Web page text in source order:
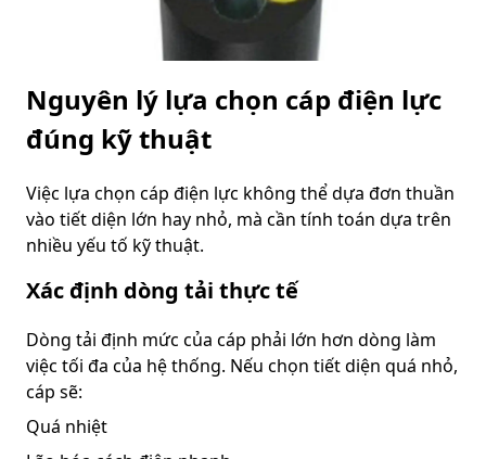
Nguyên lý lựa chọn cáp điện lực
đúng kỹ thuật
Việc lựa chọn cáp điện lực không thể dựa đơn thuần
vào tiết diện lớn hay nhỏ, mà cần tính toán dựa trên
nhiều yếu tố kỹ thuật.
Xác định dòng tải thực tế
Dòng tải định mức của cáp phải lớn hơn dòng làm
việc tối đa của hệ thống. Nếu chọn tiết diện quá nhỏ,
cáp sẽ:
Quá nhiệt